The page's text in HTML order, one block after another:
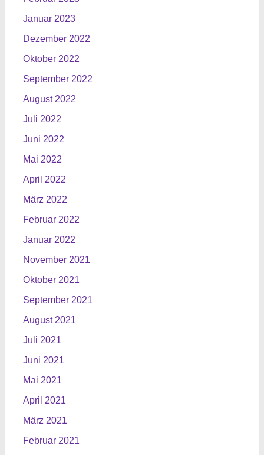
Januar 2023
Dezember 2022
Oktober 2022
September 2022
August 2022
Juli 2022
Juni 2022
Mai 2022
April 2022
März 2022
Februar 2022
Januar 2022
November 2021
Oktober 2021
September 2021
August 2021
Juli 2021
Juni 2021
Mai 2021
April 2021
März 2021
Februar 2021